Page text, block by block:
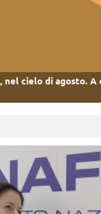
nel cielo di agosto. A